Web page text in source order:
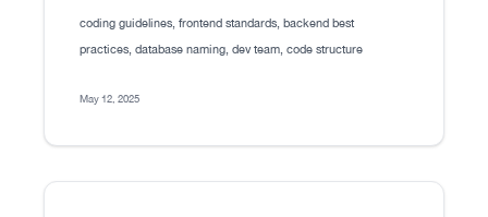
coding guidelines, frontend standards, backend best
practices, database naming, dev team, code structure
May 12, 2025